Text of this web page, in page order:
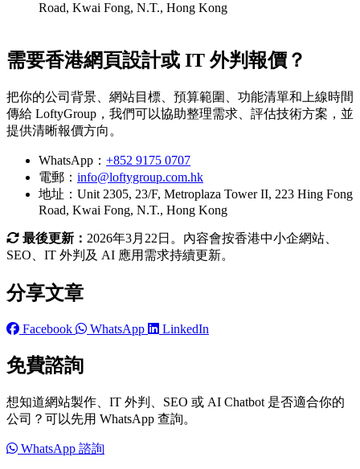
Road, Kwai Fong, N.T., Hong Kong
需要香港網頁設計或 IT 外判報價？
把你的公司背景、網站目標、預算範圍、功能清單和上線時間
傳給 LoftyGroup，我們可以協助整理需求、評估技術方案，並
提供清晰報價方向。
WhatsApp： +852 9175 0707
電郵： info@loftygroup.com.hk
地址：Unit 2305, 23/F, Metroplaza Tower II, 223 Hing Fong
Road, Kwai Fong, N.T., Hong Kong
最後更新： 2026年3月22日。內容會按香港中小企網站、
SEO、IT 外判及 AI 應用需求持續更新。
分享文章
Facebook WhatsApp LinkedIn
免費諮詢
想知道網站製作、IT 外判、SEO 或 AI Chatbot 是否適合你的
公司？可以先用 WhatsApp 查詢。
WhatsApp 諮詢